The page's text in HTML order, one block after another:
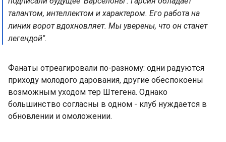
талантом, интеллектом и характером. Его работа на
линии ворот вдохновляет. Мы уверены, что он станет
легендой".
Фанаты отреагировали по-разному: одни радуются
приходу молодого дарования, другие обеспокоены
возможным уходом тер Штегена. Однако
большинство согласны в одном - клуб нуждается в
обновлении и омоложении.